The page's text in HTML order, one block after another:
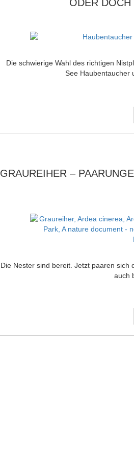
ODER
Die schwierige Wahl des richtigen
See Haubentaucher
GRAUREIHER –
Die Nester sind bereit. Jetzt paaren
auch